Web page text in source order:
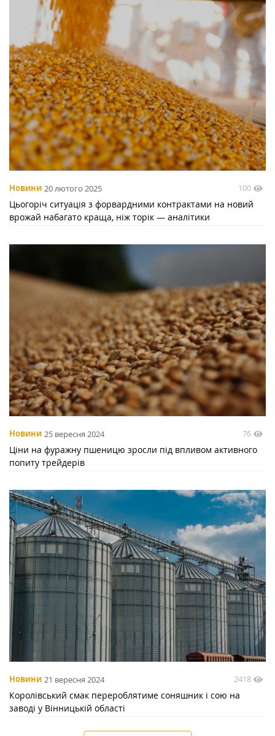
Новини 20 лютого 2025 100
Цьогоріч ситуація з форвардними контрактами на новий
врожай набагато краща, ніж торік — аналітики
Новини 25 вересня 2024 76
Ціни на фуражну пшеницю зросли під впливом активного
попиту трейдерів
Новини 21 вересня 2024 2418
Королівський смак перероблятиме соняшник і сою на
заводі у Вінницькій області